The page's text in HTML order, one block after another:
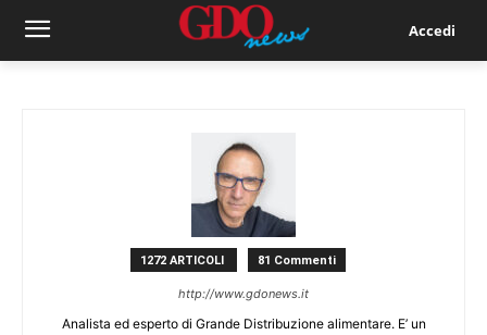
Accedi
1272 ARTICOLI 81 Commenti
http://www.gdonews.it
Analista ed esperto di Grande Distribuzione alimentare. E’ un